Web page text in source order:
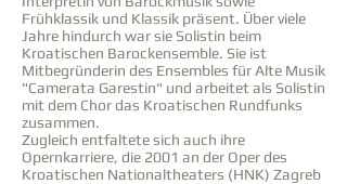
Frühklassik und Klassik präsent. Über viele
Jahre hindurch war sie Solistin beim
Kroatischen Barockensemble. Sie ist
Mitbegründerin des Ensembles für Alte Musik
"Camerata Garestin" und arbeitet als Solistin
mit dem Chor das Kroatischen Rundfunks
zusammen.
Zugleich entfaltete sich auch ihre
Opernkarriere, die 2001 an der Oper des
Kroatischen Nationaltheaters (HNK) Zagreb